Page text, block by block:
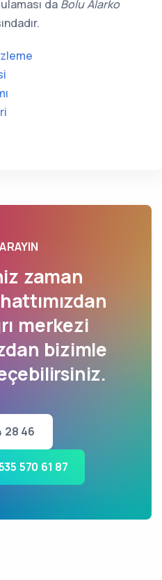
da Bolu Alarko
zaman
merkezi
bizimle
28 46
570 61 87